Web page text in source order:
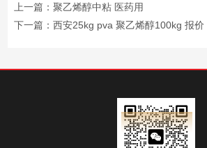
上一篇： 聚乙烯醇中粘 医药用
下一篇： 西安25kg pva 聚乙烯醇100kg 报价